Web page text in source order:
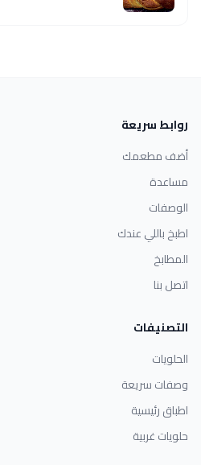
روابط سريعة
أضف مطعمك
مساعدة
الوصفات
اطبخ باللي عندك
المطابخ
اتصل بنا
التصنيفات
الحلويات
وصفات سريعة
اطباق رئيسية
حلويات غربية